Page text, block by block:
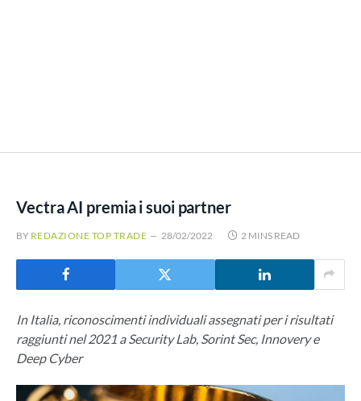
Vectra AI premia i suoi partner
BY REDAZIONE TOP TRADE 28/02/2022 2 MINS READ
In Italia, riconoscimenti individuali assegnati per i risultati
raggiunti nel 2021 a Security Lab, Sorint Sec, Innovery e
Deep Cyber